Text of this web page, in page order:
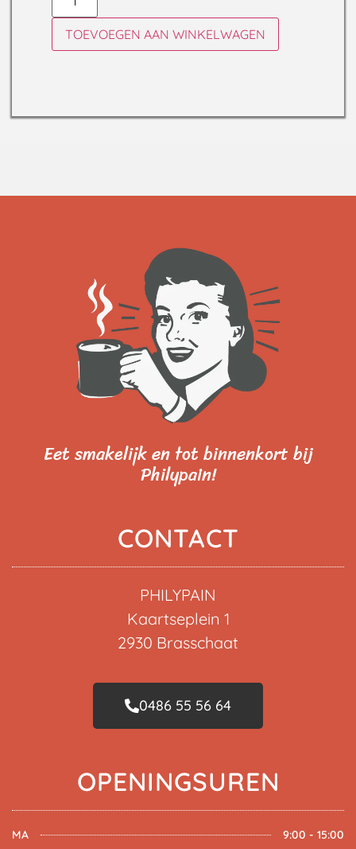
TOEVOEGEN AAN WINKELWAGEN
Eet smakelijk en tot binnenkort bij
Philypain!
CONTACT
PHILYPAIN
Kaartseplein 1
2930 Brasschaat
0486 55 56 64
OPENINGSUREN
MA 9:00 - 15:00